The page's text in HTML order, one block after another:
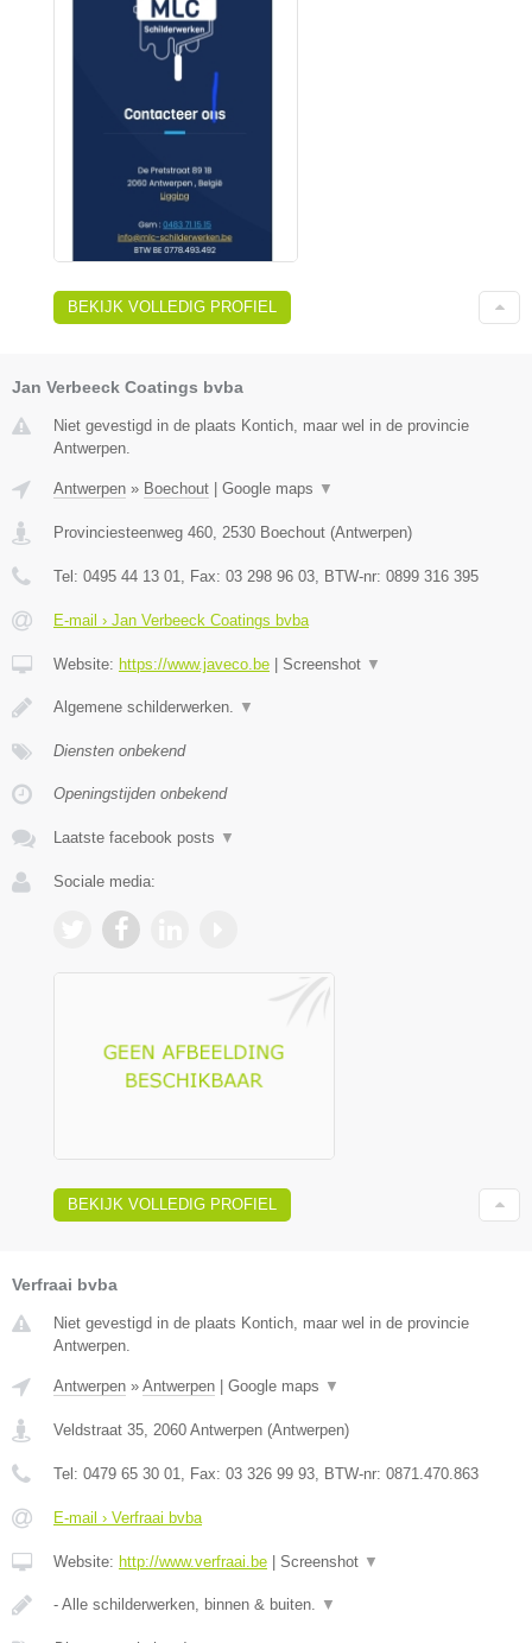
BEKIJK VOLLEDIG PROFIEL
Jan Verbeeck Coatings bvba
Niet gevestigd in de plaats Kontich, maar wel in de provincie
Antwerpen.
Antwerpen » Boechout | Google maps ▼
Provinciesteenweg 460 2530 Boechout (Antwerpen)
Tel: 0495 44 13 01 , Fax: 03 298 96 03 , BTW-nr: 0899 316 395
E-mail › Jan Verbeeck Coatings bvba
Website: https://www.javeco.be | Screenshot ▼
Algemene schilderwerken. ▼
Diensten onbekend
Openingstijden onbekend
Laatste facebook posts ▼
Sociale media:
BEKIJK VOLLEDIG PROFIEL
Verfraai bvba
Niet gevestigd in de plaats Kontich, maar wel in de provincie
Antwerpen.
Antwerpen » Antwerpen Google maps ▼
Veldstraat 35, 2060 Antwerpen (Antwerpen)
Tel: 0479 65 30 01, Fax: 03 326 99 93, BTW-nr: 0871.470.863
E-mail › Verfraai bvba
Website: http://www.verfraai.be Screenshot ▼
- Alle schilderwerken, binnen & buiten. ▼